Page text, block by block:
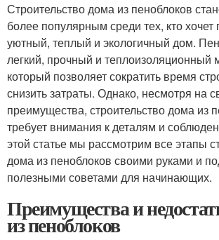
Строительство дома из пеноблоков
более популярным среди тех, кто хочет
уютный, теплый и экологичный дом.
легкий, прочный и теплоизоляционный
который позволяет сократить время
снизить затраты. Однако, несмотря на
преимущества, строительство дома из
требует внимания к деталям и
этой статье мы рассмотрим все этапы
дома из пеноблоков своими руками и
полезными советами для начинающих.
Преимущества и
из пеноблоков